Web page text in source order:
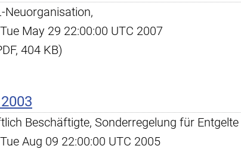
Neuorganisation,
May 29 22:00:00 UTC 2007
404 KB)
Beschäftigte, Sonderregelung für
Aug 09 22:00:00 UTC 2005